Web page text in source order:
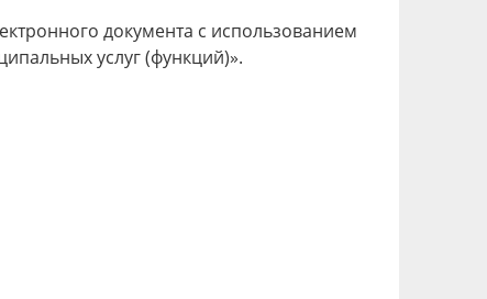
документа с использованием
услуг (функций)».